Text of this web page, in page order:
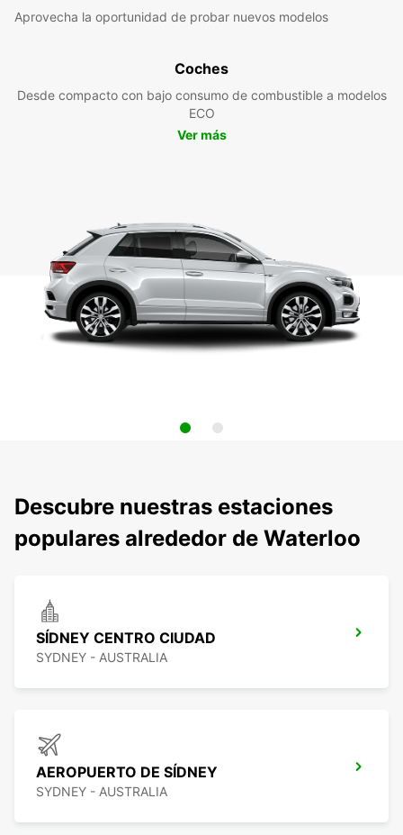
Aprovecha la oportunidad de probar nuevos modelos
Coches
Desde compacto con bajo consumo de combustible a modelos
ECO
Ver más
Descubre nuestras estaciones
populares alrededor de Waterloo
SÍDNEY CENTRO CIUDAD
SYDNEY - AUSTRALIA
AEROPUERTO DE SÍDNEY
SYDNEY - AUSTRALIA